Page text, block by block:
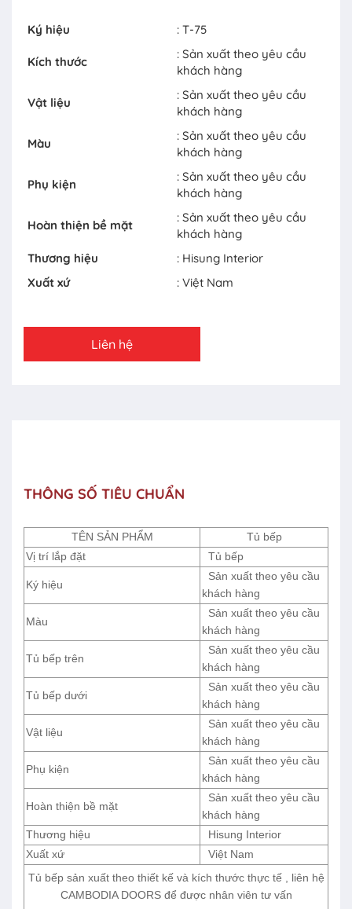
Ký hiệu : T-75
Kích thước
: Sản xuất theo yêu cầu
khách hàng
Vật liệu
: Sản xuất theo yêu cầu
khách hàng
Màu
: Sản xuất theo yêu cầu
khách hàng
Phụ kiện
: Sản xuất theo yêu cầu
khách hàng
Hoàn thiện bề mặt
: Sản xuất theo yêu cầu
khách hàng
Thương hiệu
: Hisung Interior
Xuất xứ
: Việt Nam
Liên hệ
THÔNG SỐ TIÊU CHUẨN
TÊN SẢN PHẨM
Tủ bếp
Vị trí lắp đặt
Tủ bếp
Ký hiệu
Sản xuất theo yêu cầu
khách hàng
Màu
Sản xuất theo yêu cầu
khách hàng
Tủ bếp trên
Sản xuất theo yêu cầu
khách hàng
Tủ bếp dưới
Sản xuất theo yêu cầu
khách hàng
Vật liệu
Sản xuất theo yêu cầu
khách hàng
Phụ kiện
Sản xuất theo yêu cầu
khách hàng
Hoàn thiện bề mặt
Sản xuất theo yêu cầu
khách hàng
Thương hiệu
Hisung Interior
Xuất xứ
Việt Nam
Tủ bếp sản xuất theo thiết kế và kích thước thực tế , liên hệ
CAMBODIA DOORS để được nhân viên tư vấn